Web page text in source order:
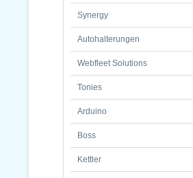
Synergy
Autohalterungen
Webfleet Solutions
Tonies
Arduino
Boss
Kettler